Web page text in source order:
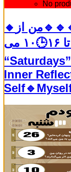
No
🔸شنبه🔸برای خودم🔹🔹🔹من از
نو🔹🔹🔹۱۴ تا ۱۶🕒۱۰ می🔹Three
Inner